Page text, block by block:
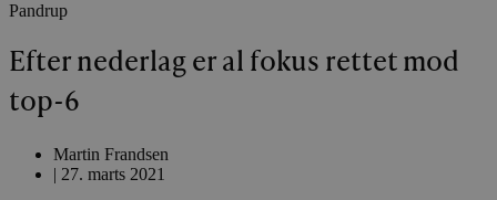
Pandrup
Efter nederlag er al fokus rettet mod
top-6
Martin Frandsen
| 27. marts 2021